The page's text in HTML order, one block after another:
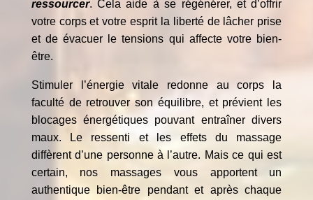
ressourcer. Cela aide à se régénérer, et d’offrir
votre corps et votre esprit la liberté de lâcher prise
et de évacuer le tensions qui affecte votre bien-
être.
Stimuler l’énergie vitale redonne au corps la
faculté de retrouver son équilibre, et prévient les
blocages énergétiques pouvant entraîner divers
maux. Le ressenti et les effets du massage
diffèrent d’une personne à l’autre. Mais ce qui est
certain, nos massages vous apportent un
authentique bien-être pendant et après chaque